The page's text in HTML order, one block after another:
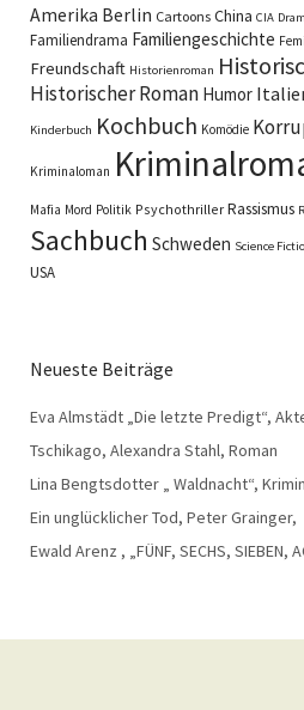
Amerika Berlin Cartoons China CIA
Familiendrama Familiengeschichte
Freundschaft Historienroman
Historischer Roman Humor
Kinderbuch Kochbuch Komödie
Kriminaloman
Mafia Mord Politik Psychothriller Rassismus
Sachbuch Schweden Science
USA
Neueste Beiträge
Eva Almstädt „Die letzte Predigt“,
Tschikago, Alexandra Stahl, Roman
Lina Bengtsdotter „ Waldnacht“,
Ein unglücklicher Tod, Peter Grainger,
Ewald Arenz , „FÜNF, SECHS, SIEBEN,